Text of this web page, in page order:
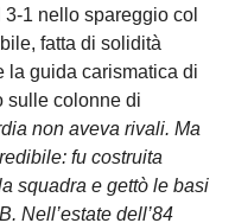
1 nello spareggio col
fatta di solidità
la guida carismatica di
sulle colonne di
non aveva rivali. Ma
fu costruita
squadra e gettò le basi
Nell’estate dell’84